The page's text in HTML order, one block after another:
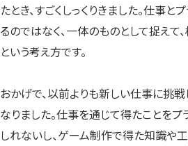
たとき、すごくしっくりきました。仕事
るのではなく、一体のものとして捉えて
という考え方です。
おかげで、以前よりも新しい仕事に挑
なりました。仕事を通じて得たことを
しれないし、ゲーム制作で得た知識や